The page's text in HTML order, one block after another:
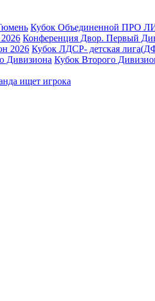
Кубок Объединенной ПРО
Конференция Двор. Первый
2026 Кубок ЛДСР- детская
Дивизиона Кубок Второго
ищет игрока